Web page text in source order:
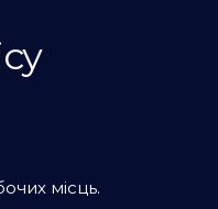
місць.